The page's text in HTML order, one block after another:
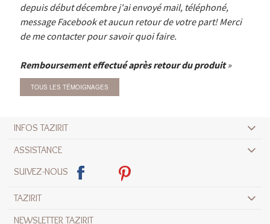
depuis début décembre j'ai envoyé mail, téléphoné,
message Facebook et aucun retour de votre part! Merci
de me contacter pour savoir quoi faire.
Remboursement effectué après retour du produit
TOUS LES TÉMOIGNAGES
INFOS TAZIRIT
ASSISTANCE
SUIVEZ-NOUS
TAZIRIT
NEWSLETTER TAZIRIT